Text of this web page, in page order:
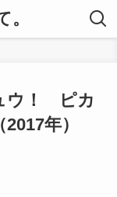
ウ！ ピカ
年）